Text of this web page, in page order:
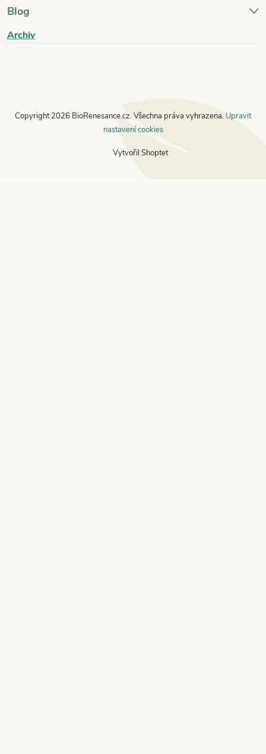
Blog
Archiv
Vytvořil Shoptet
Copyright 2026 BioRenesance.cz. Všechna práva vyhrazena. Upravit
nastavení cookies